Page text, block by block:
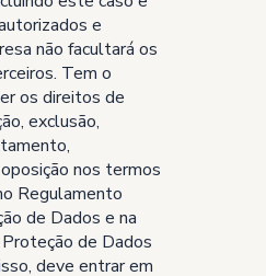
e
não facultará os
Tem o
os direitos de
exclusão,
nos termos
Regulamento
de Dados e na
de Dados
deve entrar em